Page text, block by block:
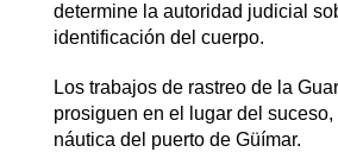
determine la autoridad judicial
identificación del cuerpo.
Los trabajos de rastreo de la
prosiguen en el lugar del
náutica del puerto de Güímar.